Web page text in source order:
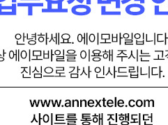
로 최고에 도전합니다.
통합니다.
고객등 모든 인연을 소중히 여